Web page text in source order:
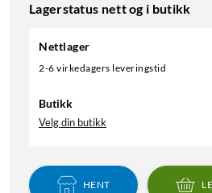
Lagerstatus nett og i butikk
Nettlager
2-6 virkedagers leveringstid
Butikk
Velg din butikk
HENT